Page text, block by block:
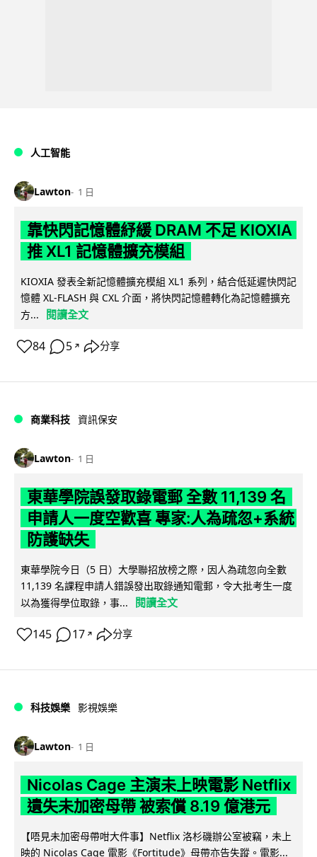
人工智能
Lawton 1 日
靠快閃記憶體紓緩 DRAM 不足 KIOXIA
推 XL1 記憶體擴充模組
KIOXIA 發表全新記憶體擴充模組 XL1 系列，結合低延遲快閃記
憶體 XL-FLASH 與 CXL 介面，將快閃記憶體轉化為記憶體擴充
方...
閱讀全文
84 5 ↗ 分享
商業科技 資訊保安
Lawton 1 日
東華學院誤發取錄電郵 全數 11,139 名
申請人一度空歡喜 專家:人為疏忽+系統
防護缺失
東華學院今日（5 日）大學聯招放榜之際，因人為疏忽向全數
11,139 名課程申請人錯誤發出取錄通知電郵，令大批考生一度
以為獲得學位取錄，事...
閱讀全文
145 17 ↗ 分享
科技娛樂 影視娛樂
Lawton 1 日
Nicolas Cage 主演未上映電影 Netflix
遺失未加密母帶 被索償 8.19 億港元
【唔見未加密母帶咁大件事】Netflix 洛杉磯辦公室被竊，未上
映的 Nicolas Cage 電影《Fortitude》母帶亦告失蹤。電影...